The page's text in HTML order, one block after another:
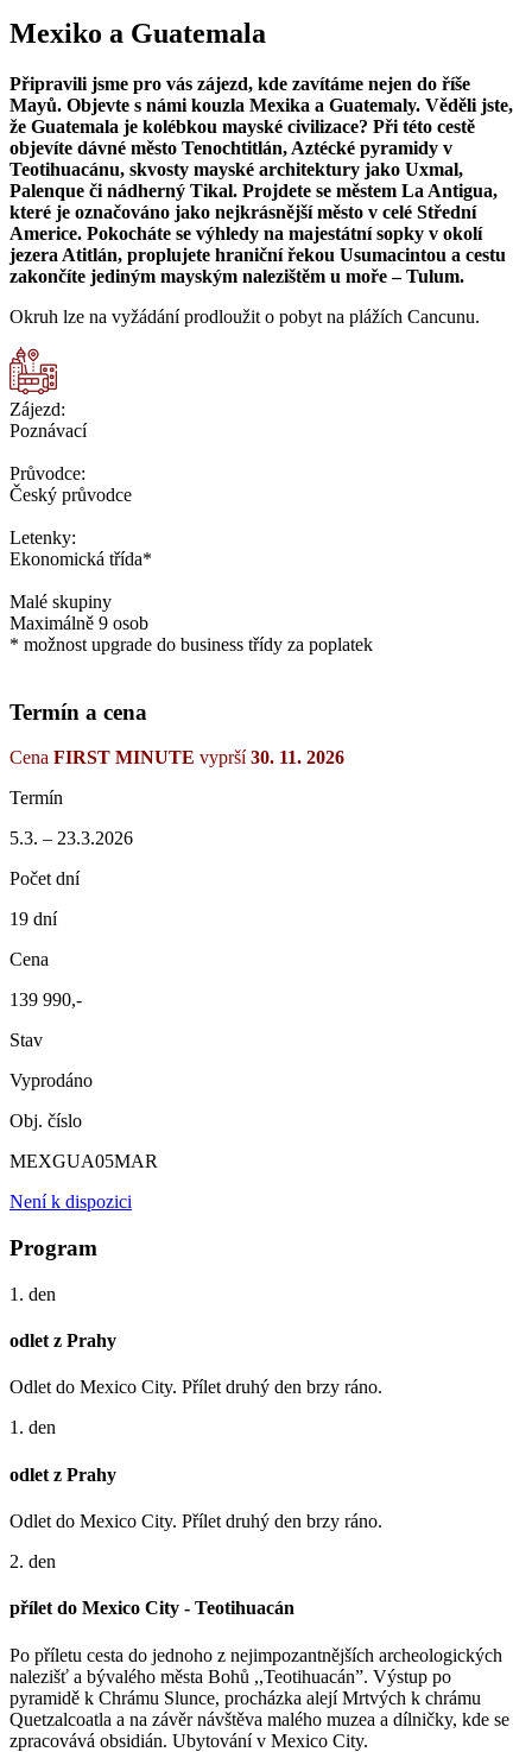
Mexiko a Guatemala
Připravili jsme pro vás zájezd, kde zavítáme nejen do říše
Mayů. Objevte s námi kouzla Mexika a Guatemaly. Věděli jste,
že Guatemala je kolébkou mayské civilizace? Při této cestě
objevíte dávné město Tenochtitlán, Aztécké pyramidy v
Teotihuacánu, skvosty mayské architektury jako Uxmal,
Palenque či nádherný Tikal. Projdete se městem La Antigua,
které je označováno jako nejkrásnější město v celé Střední
Americe. Pokocháte se výhledy na majestátní sopky v okolí
jezera Atitlán, proplujete hraniční řekou Usumacintou a cestu
zakončíte jediným mayským nalezištěm u moře – Tulum.
Okruh lze na vyžádání prodloužit o pobyt na plážích Cancunu.
Zájezd:
Poznávací
Průvodce:
Český průvodce
Letenky:
Ekonomická třída*
Malé skupiny
Maximálně 9 osob
* možnost upgrade do business třídy za poplatek
Termín a cena
Cena FIRST MINUTE vyprší 30. 11. 2026
Termín
5.3. – 23.3.2026
Počet dní
19 dní
Cena
139 990,-
Stav
Vyprodáno
Obj. číslo
MEXGUA05MAR
Není k dispozici
Program
1. den
odlet z Prahy
Odlet do Mexico City. Přílet druhý den brzy ráno.
1. den
odlet z Prahy
Odlet do Mexico City. Přílet druhý den brzy ráno.
2. den
přílet do Mexico City - Teotihuacán
Po příletu cesta do jednoho z nejimpozantnějších archeologických
nalezišť a bývalého města Bohů ,,Teotihuacán”. Výstup po
pyramidě k Chrámu Slunce, procházka alejí Mrtvých k chrámu
Quetzalcoatla a na závěr návštěva malého muzea a dílničky, kde se
zpracovává obsidián. Ubytování v Mexico City.